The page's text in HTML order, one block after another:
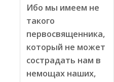
Ибо мы имеем не
такого
первосвященника,
который не может
сострадать нам в
немощах наших,